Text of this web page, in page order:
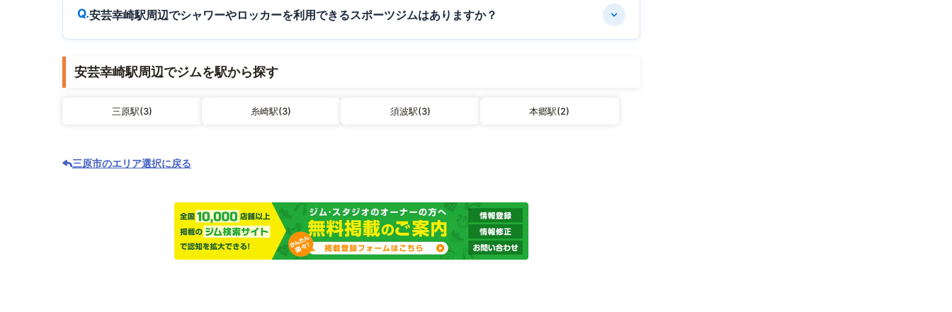
安芸幸崎駅周辺でシャワーやロッカーを利用できるスポーツジムはありますか？
安芸幸崎駅周辺でジムを駅から探す
三原駅(3) 糸崎駅(3) 須波駅(3) 本郷駅(2)
三原市のエリア選択に戻る